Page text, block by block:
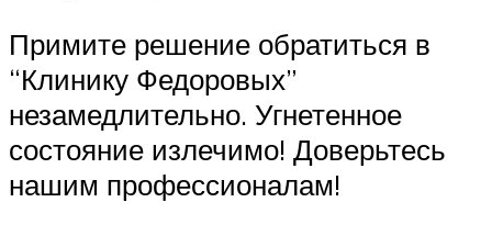
Примите решение обратиться в
“Клинику Федоровых”
незамедлительно. Угнетенное
состояние излечимо! Доверьтесь
нашим профессионалам!